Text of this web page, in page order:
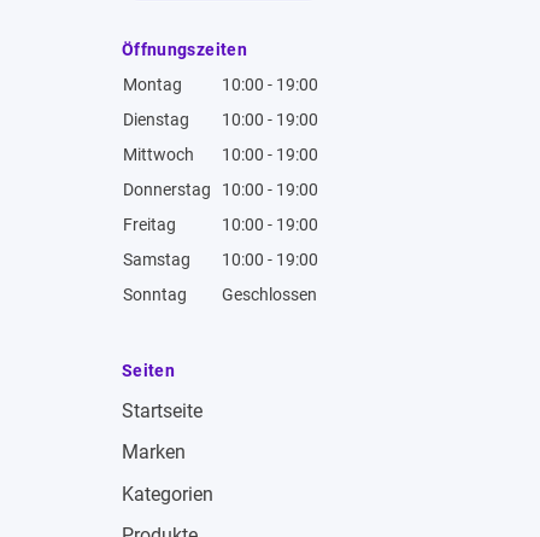
Öffnungszeiten
Montag
10:00 - 19:00
Dienstag
10:00 - 19:00
Mittwoch
10:00 - 19:00
Donnerstag
10:00 - 19:00
Freitag
10:00 - 19:00
Samstag
10:00 - 19:00
Sonntag
Geschlossen
Seiten
Startseite
Marken
Kategorien